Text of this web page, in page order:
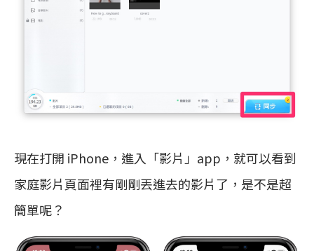
現在打開 iPhone，進入「影片」app，就可以看到
家庭影片頁面裡有剛剛丟進去的影片了，是不是超
簡單呢？